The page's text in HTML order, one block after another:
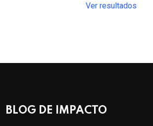
Ver resultados
BLOG DE IMPACTO